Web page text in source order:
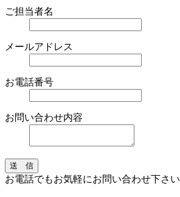
ご担当者名
メールアドレス
お電話番号
お問い合わせ内容
送 信
お電話でもお気軽にお問い合わせ下さい